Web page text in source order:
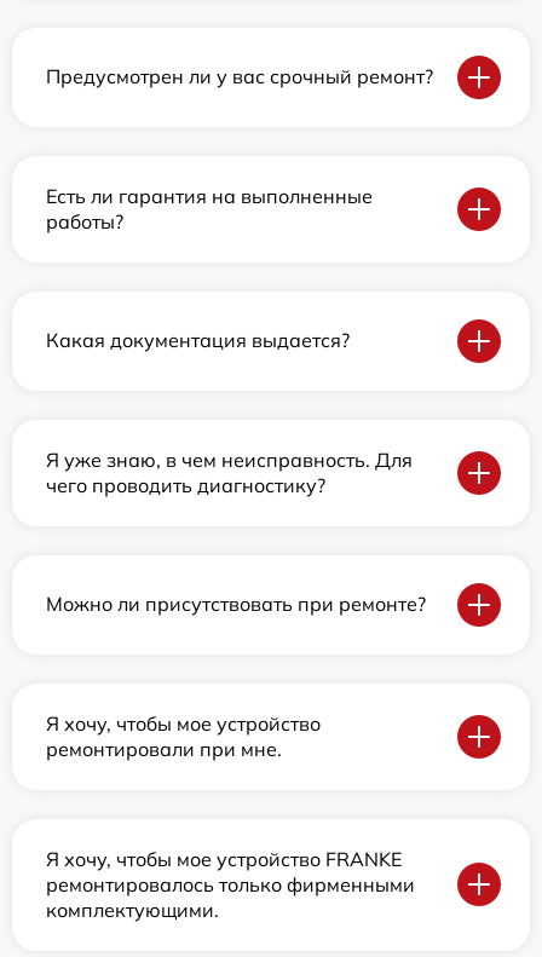
Предусмотрен ли у вас срочный ремонт?
Есть ли гарантия на выполненные
работы?
Какая документация выдается?
Я уже знаю, в чем неисправность. Для
чего проводить диагностику?
Можно ли присутствовать при ремонте?
Я хочу, чтобы мое устройство
ремонтировали при мне.
Я хочу, чтобы мое устройство FRANKE
ремонтировалось только фирменными
комплектующими.